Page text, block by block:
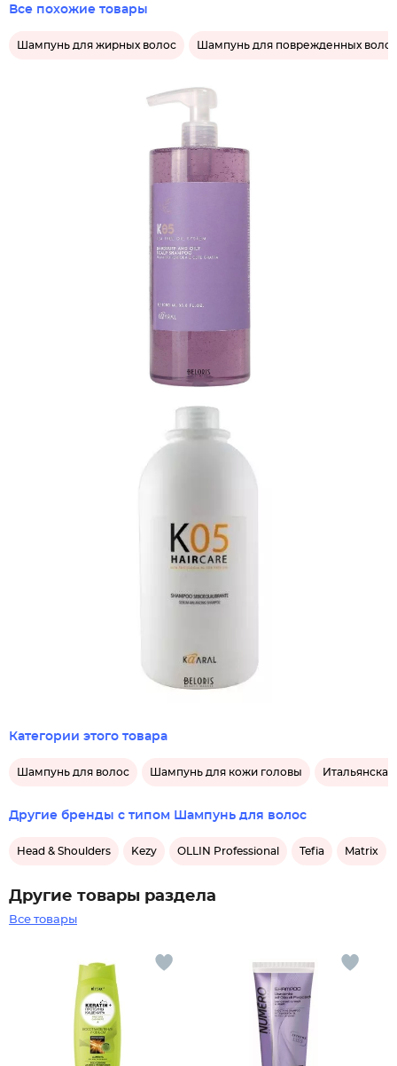
Все похожие товары
Шампунь для жирных волос Шампунь для поврежденных волос
Категории этого товара
Шампунь для волос Шампунь для кожи головы
Другие бренды с типом Шампунь для волос
Head & Shoulders Kezy OLLIN Professional Tefia Matrix
Другие товары раздела
Все товары